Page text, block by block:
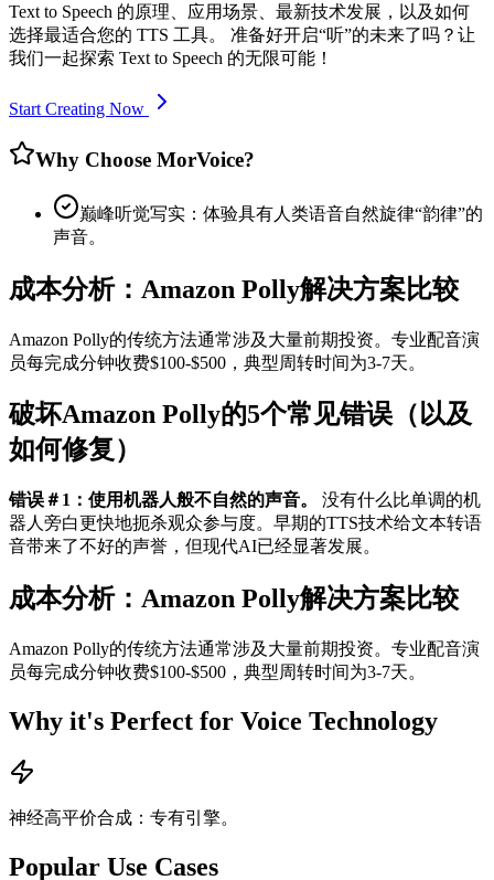
Text to Speech 的原理、应用场景、最新技术发展，以及如何
选择最适合您的 TTS 工具。 准备好开启“听”的未来了吗？让
我们一起探索 Text to Speech 的无限可能！
Start Creating Now
Why Choose MorVoice?
巅峰听觉写实：体验具有人类语音自然旋律“韵律”的
声音。
成本分析：Amazon Polly解决方案比较
Amazon Polly的传统方法通常涉及大量前期投资。专业配音演
员每完成分钟收费$100-$500，典型周转时间为3-7天。
破坏Amazon Polly的5个常见错误（以及
如何修复）
错误＃1：使用机器人般不自然的声音。
没有什么比单调的机
器人旁白更快地扼杀观众参与度。早期的TTS技术给文本转语
音带来了不好的声誉，但现代AI已经显著发展。
成本分析：Amazon Polly解决方案比较
Amazon Polly的传统方法通常涉及大量前期投资。专业配音演
员每完成分钟收费$100-$500，典型周转时间为3-7天。
Why it's Perfect for Voice Technology
神经高平价合成：专有引擎。
Popular Use Cases